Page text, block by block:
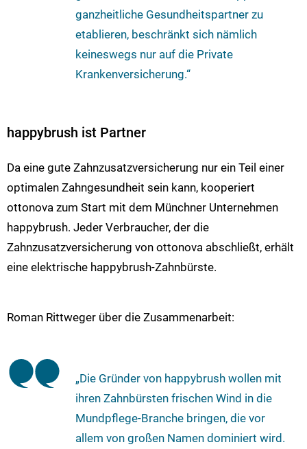
ganzheitliche Gesundheitspartner zu
etablieren, beschränkt sich nämlich
keineswegs nur auf die Private
Krankenversicherung.“
happybrush ist Partner
Da eine gute Zahnzusatzversicherung nur ein Teil einer
optimalen Zahngesundheit sein kann, kooperiert
ottonova zum Start mit dem Münchner Unternehmen
happybrush. Jeder Verbraucher, der die
Zahnzusatzversicherung von ottonova abschließt, erhält
eine elektrische happybrush-Zahnbürste.
Roman Rittweger über die Zusammenarbeit:
„Die Gründer von happybrush wollen mit
ihren Zahnbürsten frischen Wind in die
Mundpflege-Branche bringen, die vor
allem von großen Namen dominiert wird.